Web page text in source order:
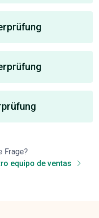
Frage?
equipo de ventas